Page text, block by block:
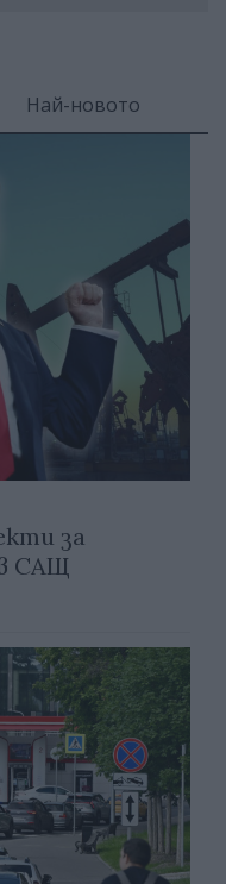
Най-новото
за
в САЩ